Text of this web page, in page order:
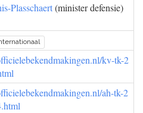
Plasschaert(minister defensie)
kv-tk-2
ah-tk-2